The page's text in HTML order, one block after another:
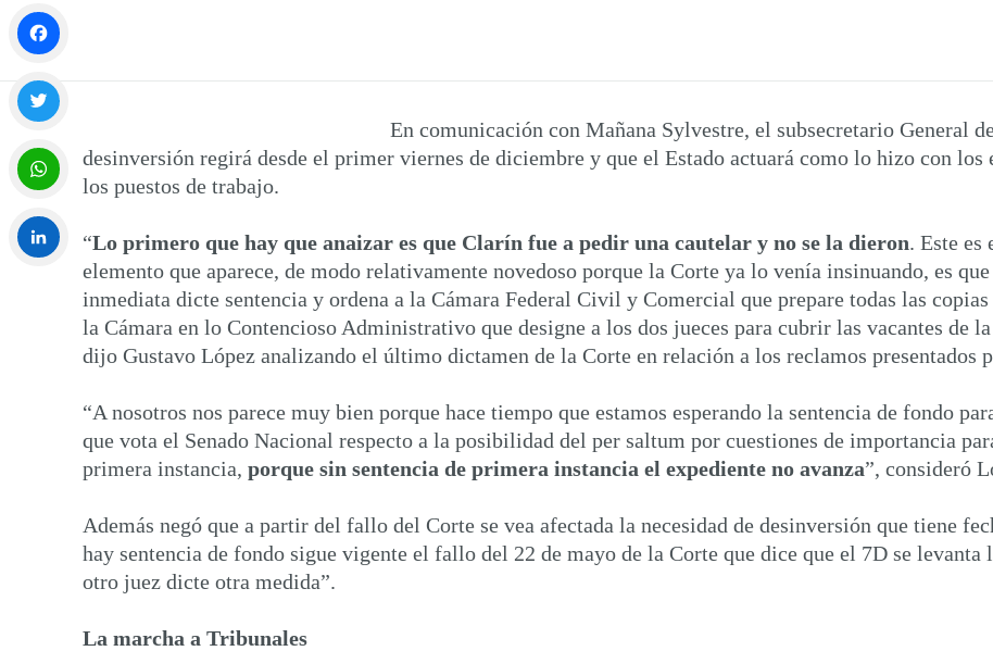
En comunicación con Mañana Sylvestre, el subsecretario General
desinversión regirá desde el primer viernes de diciembre y que el Estado actuará como lo hizo con los
los puestos de trabajo.
“Lo primero que hay que anaizar es que Clarín fue a pedir una cautelar y no se la dieron. Este es
elemento que aparece, de modo relativamente novedoso porque la Corte ya lo venía insinuando, es
inmediata dicte sentencia y ordena a la Cámara Federal Civil y Comercial que prepare todas las
la Cámara en lo Contencioso Administrativo que designe a los dos jueces para cubrir las vacantes de
dijo Gustavo López analizando el último dictamen de la Corte en relación a los reclamos presentados
“A nosotros nos parece muy bien porque hace tiempo que estamos esperando la sentencia de fondo
que vota el Senado Nacional respecto a la posibilidad del per saltum por cuestiones de importancia
primera instancia, porque sin sentencia de primera instancia el expediente no avanza”, consideró
Además negó que a partir del fallo del Corte se vea afectada la necesidad de desinversión que tiene
hay sentencia de fondo sigue vigente el fallo del 22 de mayo de la Corte que dice que el 7D se levanta
otro juez dicte otra medida”.
La marcha a Tribunales
Facebook
Twitter
WhatsApp